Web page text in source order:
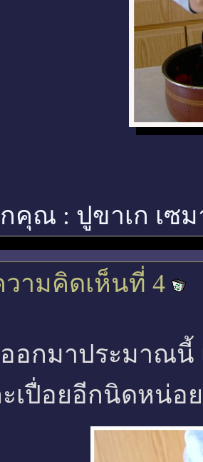
คุณ : ปูขาเก เซ
วามคิดเห็นที่ 4
อกมาประมาณนี้
เปื่อยอีกนิดหน่อ